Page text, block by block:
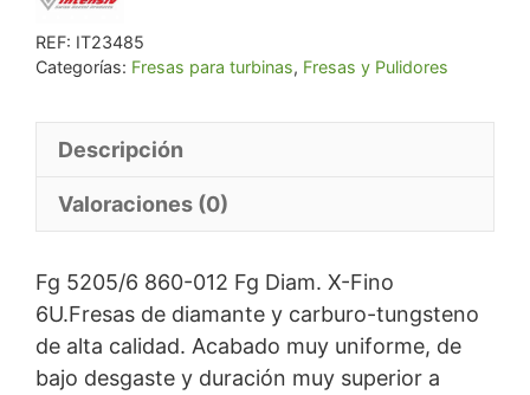
X-
REF: IT23485
Categorías: Fresas para turbinas, Fresas y Pulidores
Descripción
Valoraciones (0)
Fg 5205/6 860-012 Fg Diam. X-Fino
6U.Fresas de diamante y carburo-tungsteno
de alta calidad. Acabado muy uniforme, de
bajo desgaste y duración muy superior a